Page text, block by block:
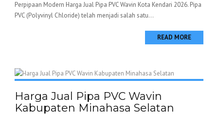
Perpipaan Modern Harga Jual Pipa PVC Wavin Kota Kendari 2026. Pipa
PVC (Polyvinyl Chloride) telah menjadi salah satu...
READ MORE
Harga Jual Pipa PVC Wavin
Kabupaten Minahasa Selatan